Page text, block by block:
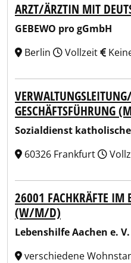
ARZT/ÄRZTIN MIT
GEBEWO pro gGmbH
Berlin
Vollzeit
GESCHÄFTSFÜHRUNG
Sozialdienst
60326 Frankfurt
26001 FACHKRÄFTE IM
(W/M/D)
Lebenshilfe Aachen e. V.
verschiedene